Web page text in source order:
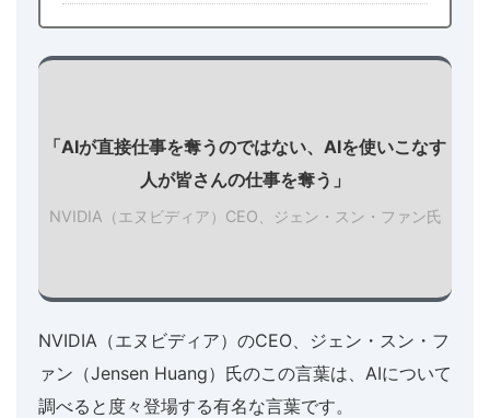
「AIが直接仕事を奪うのではない、AIを使いこなす
人が皆さんの仕事を奪う」
NVIDIA（エヌビディア）CEO、ジェン・スン・ファン氏
NVIDIA（エヌビディア）のCEO、ジェン・スン・フ
ァン（Jensen Huang）氏のこの言葉は、AIについて
調べると度々登場する有名な言葉です。